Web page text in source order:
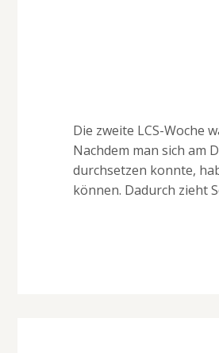
Die zweite LCS-Woche
Nachdem man sich am
durchsetzen konnte,
können. Dadurch zieht